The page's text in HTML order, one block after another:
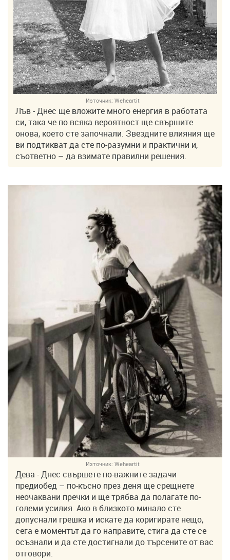
Източник: Weheartit
Лъв - Днес ще вложите много енергия в работата
си, така че по всяка вероятност ще свършите
онова, което сте започнали. Звездните влияния ще
ви подтикват да сте по-разумни и практични и,
съответно – да взимате правилни решения.
Източник: Weheartit
Дева - Днес свършете по-важните задачи
предиобед – по-късно през деня ще срещнете
неочаквани пречки и ще трябва да полагате по-
големи усилия. Ако в близкото минало сте
допуснали грешка и искате да коригирате нещо,
сега е моментът да го направите, стига да сте се
осъзнали и да сте достигнали до търсените от вас
отговори.